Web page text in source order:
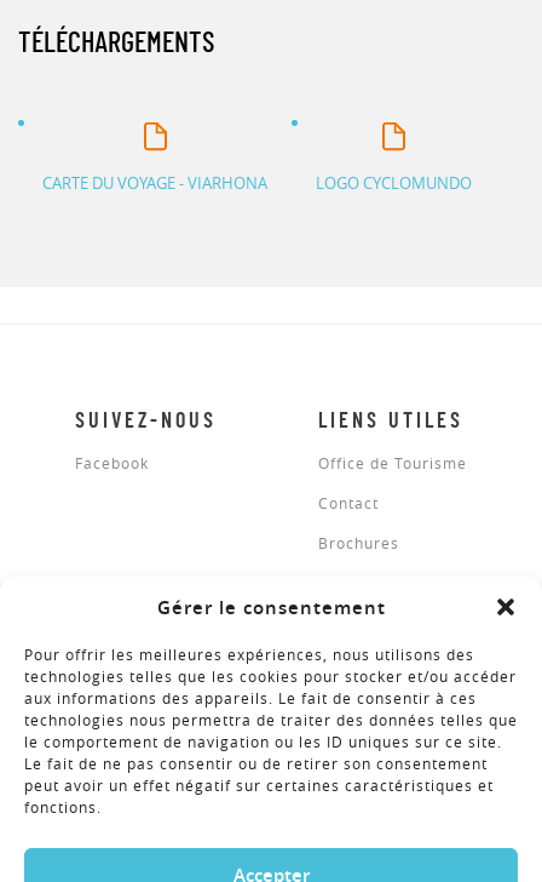
Gérer le consentement
Pour offrir les meilleures expériences, nous utilisons des
technologies telles que les cookies pour stocker et/ou accéder
aux informations des appareils. Le fait de consentir à ces
technologies nous permettra de traiter des données telles que
le comportement de navigation ou les ID uniques sur ce site.
Le fait de ne pas consentir ou de retirer son consentement
peut avoir un effet négatif sur certaines caractéristiques et
fonctions.
Accepter
TÉLÉCHARGEMENTS
CARTE DU VOYAGE - VIARHONA LOGO CYCLOMUNDO
SUIVEZ-NOUS
Facebook
LIENS UTILES
Office de Tourisme
Contact
Brochures
BROCHURES
NEWSLETTER
COPYRIGHT © 2018 - RÉALISATION ALTIMAX